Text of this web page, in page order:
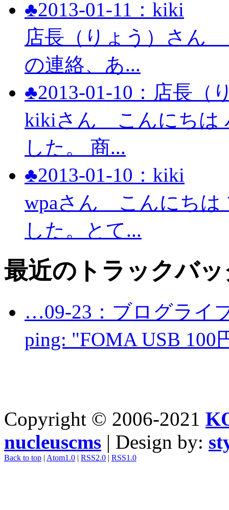
♣2013-01-11：kiki
店長（りょう）さん
の連絡、あ...
♣2013-01-10：店長（
kikiさん こんにちは
した。 商...
♣2013-01-10：kiki
wpaさん こんにちは
した。とて...
最近のトラックバ
…09-23：ブログライ
ping: "FOMA USB 100
Copyright © 2006-2021
nucleuscms | Design by:
Back to top | Atom1.0 | RSS2.0 | RSS1.0